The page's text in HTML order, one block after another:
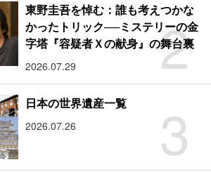
2
東野圭吾を悼む：誰も考えつかな
かったトリック──ミステリーの金
字塔『容疑者Ｘの献身』の舞台裏
2026.07.29
3
日本の世界遺産一覧
2026.07.26